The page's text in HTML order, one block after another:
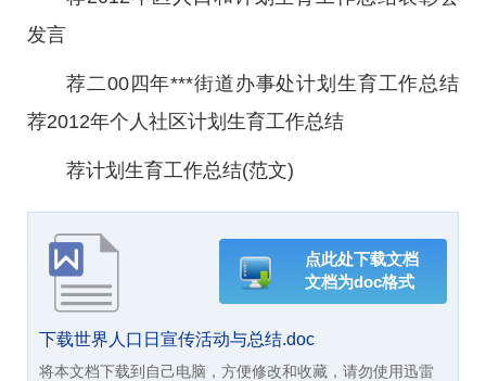
发言
荐二00四年***街道办事处计划生育工作总结
荐2012年个人社区计划生育工作总结
荐计划生育工作总结(范文)
下载世界人口日宣传活动与总结.doc
将本文档下载到自己电脑，方便修改和收藏，请勿使用迅雷
点此处下载文档
文档为doc格式